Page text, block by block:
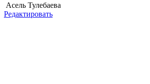
Асель Тулебаева
Редактировать